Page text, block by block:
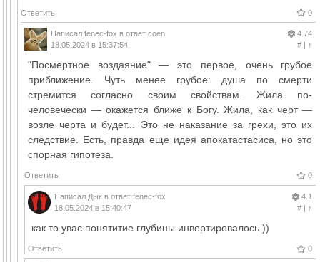
Ответить 0
Написал fenec-fox в ответ coen
18.05.2024 в 15:37:54
4.74
#| ↑
"Посмертное воздаяние" — это первое, очень грубое
приближение. Чуть менее грубое: душа по смерти
стремится согласно своим свойствам. Жила по-
человечески — окажется ближе к Богу. Жила, как черт —
возле черта и будет... Это не наказание за грехи, это их
следствие. Есть, правда еще идея апокатастасиса, но это
спорная гипотеза.
Ответить 0
Написал Дык в ответ fenec-fox
18.05.2024 в 15:40:47
4.1
#| ↑
как то увас понятитие глубины инвертировалось ))
Ответить 0